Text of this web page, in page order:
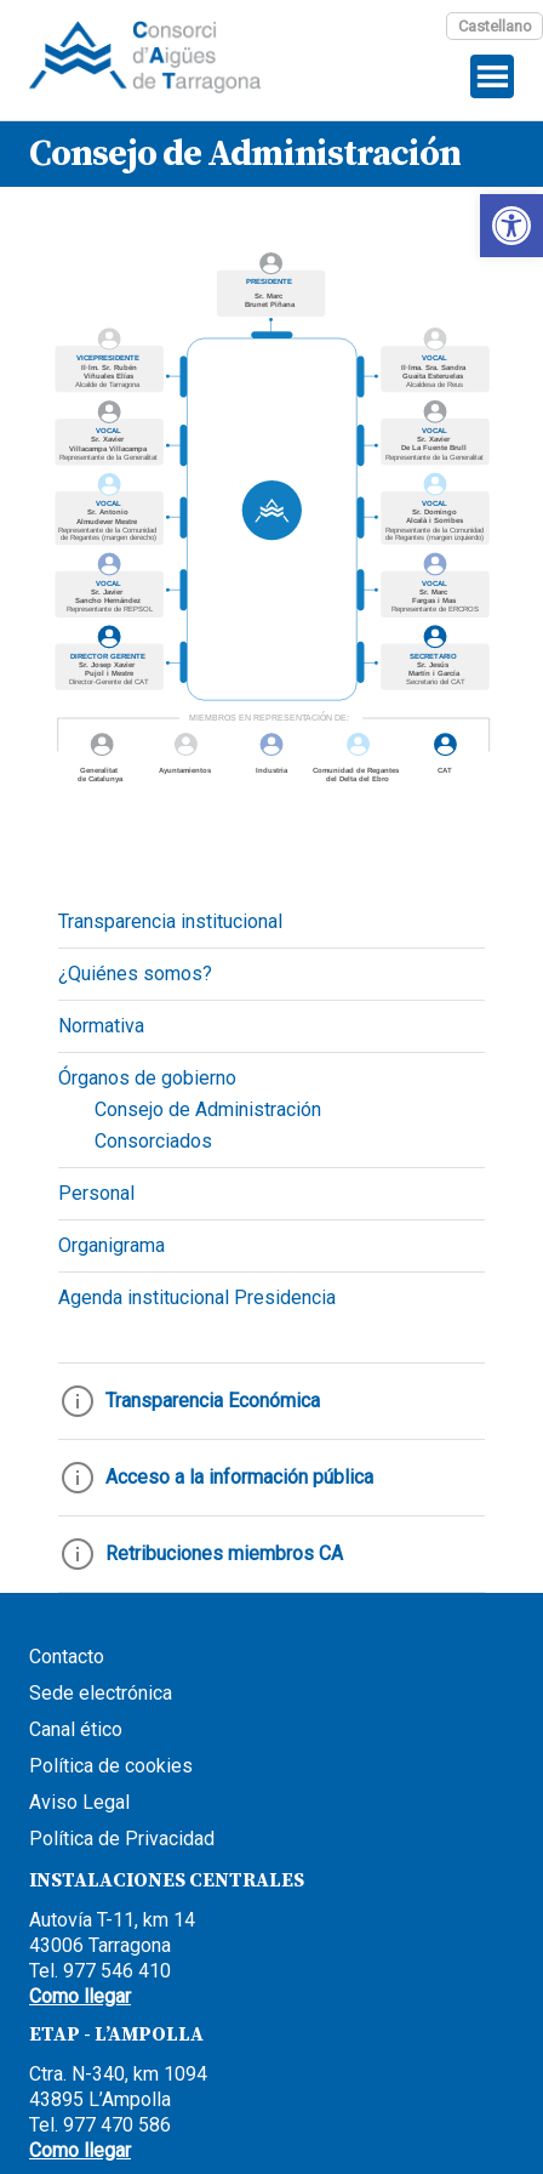
Abrir
Castellano
Consejo de Administración
Transparencia institucional
¿Quiénes somos?
Normativa
Órganos de gobierno
Consejo de Administración
Consorciados
Personal
Organigrama
Agenda institucional Presidencia
Transparencia Económica
Acceso a la información pública
Retribuciones miembros CA
Contacto
Sede electrónica
Canal ético
Política de cookies
Aviso Legal
Política de Privacidad
INSTALACIONES CENTRALES
Autovía T-11, km 14
43006 Tarragona
Tel. 977 546 410
Como llegar
ETAP - L’AMPOLLA
Ctra. N-340, km 1094
43895 L’Ampolla
Tel. 977 470 586
Como llegar